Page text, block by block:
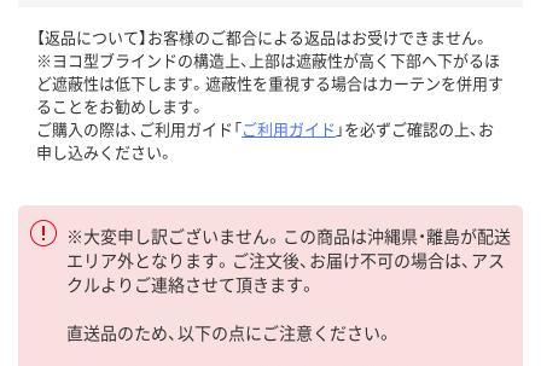
【返品について】お客様のご都合による返品はお受けできません。
※ヨコ型ブラインドの構造上、上部は遮蔽性が高く下部へ下がるほ
ど遮蔽性は低下します。遮蔽性を重視する場合はカーテンを併用す
ることをお勧めします。
ご購入の際は、ご利用ガイド「ご利用ガイド 」を必ずご確認の上、お
申し込みください。
※大変申し訳ございません。この商品は沖縄県・離島が配送
エリア外となります。ご注文後、お届け不可の場合は、アス
クルよりご連絡させて頂きます。
直送品のため、以下の点にご注意ください。